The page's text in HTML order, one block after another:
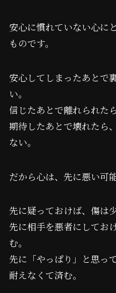
安心に慣れていない心に
ものです。
安心してしまったあとで
い。
信じたあとで離れられた
期待したあとで壊れたら
ない。
だから心は、先に悪い可
先に疑っておけば、傷は
先に相手を悪者にしてお
む。
先に「やっぱり」と思っ
耐えなくて済む。